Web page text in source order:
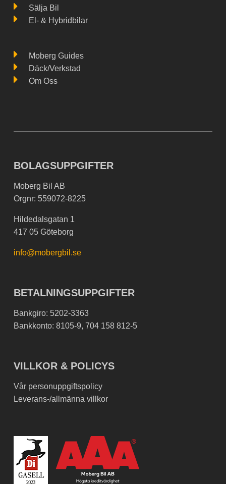
Sälja Bil
El- & Hybridbilar
Moberg Guides
Däck/Verkstad
Om Oss
BOLAGSUPPGIFTER
Moberg Bil AB
Orgnr: 559072-8225
Hildedalsgatan 1
417 05 Göteborg
info@mobergbil.se
BETALNINGSUPPGIFTER
Bankgiro: 5202-3363
Bankkonto: 8105-9, 704 158 812-5
VILLKOR & POLICYS
Vår personuppgiftspolicy
Leverans-/allmänna villkor